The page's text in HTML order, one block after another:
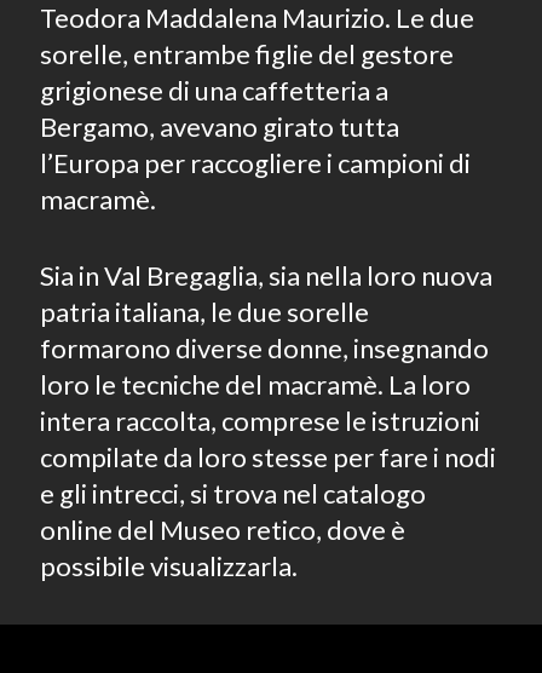
Teodora Maddalena Maurizio. Le due
sorelle, entrambe figlie del gestore
grigionese di una caffetteria a
Bergamo, avevano girato tutta
l’Europa per raccogliere i campioni di
macramè.
Sia in Val Bregaglia, sia nella loro nuova
patria italiana, le due sorelle
formarono diverse donne, insegnando
loro le tecniche del macramè. La loro
intera raccolta, comprese le istruzioni
compilate da loro stesse per fare i nodi
e gli intrecci, si trova nel catalogo
online del Museo retico, dove è
possibile visualizzarla.